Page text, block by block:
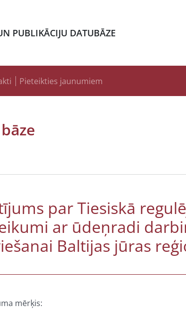
PUBLIKĀCIJU DATUBĀZE
Pieteikties jaunumiem
par Tiesiskā
ar ūdeņradi
Baltijas jūras
mērķis: